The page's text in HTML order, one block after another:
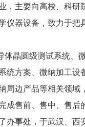
，主要向高校、科研
仪器设备，致力于把
晶圆级测试系统、
统方案、微纳加工设
周边产品等相关领域
成售前、售中、售后
办事处，于武汉、西